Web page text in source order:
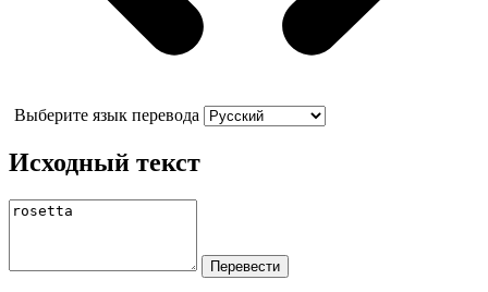
Выберите язык перевода
Исходный текст